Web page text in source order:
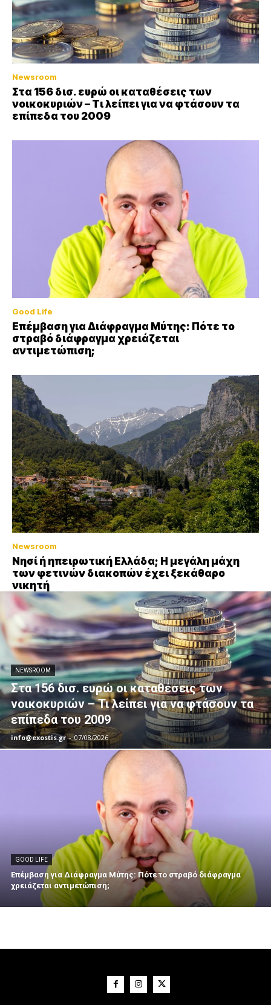
Newsroom
Στα 156 δισ. ευρώ οι καταθέσεις των
νοικοκυριών – Τι λείπει για να φτάσουν τα
επίπεδα του 2009
Good Life
Επέμβαση για Διάφραγμα Μύτης: Πότε το
στραβό διάφραγμα χρειάζεται
αντιμετώπιση;
Newsroom
Νησί ή ηπειρωτική Ελλάδα; Η μεγάλη μάχη
των φετινών διακοπών έχει ξεκάθαρο
νικητή
NEWSROOM
Στα 156 δισ. ευρώ οι καταθέσεις των
νοικοκυριών – Τι λείπει για να φτάσουν τα
επίπεδα του 2009
info@exostis.gr - 07/08/2026
GOOD LIFE
Επέμβαση για Διάφραγμα Μύτης: Πότε το στραβό διάφραγμα
χρειάζεται αντιμετώπιση;